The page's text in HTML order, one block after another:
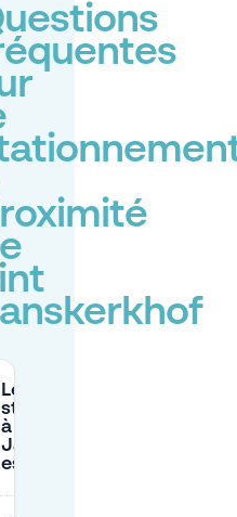
Le
stationnement
à Sint
Janskerkhof
est-il gratuit ?